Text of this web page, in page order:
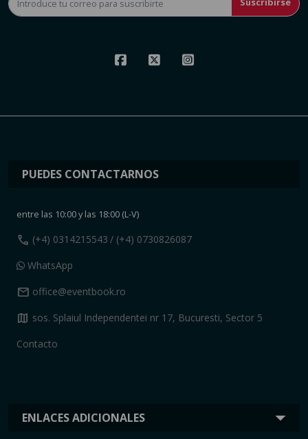
ENLACES ADICIONALES
PUEDES CONTACTARNOS
entre las 10:00 y las 18:00 (L-V)
call (+4) 0314215543 / (+4) 0730826087
WhatsApp
mail office@eventbook.ro
map sos. Splaiul Independentei nr 17, Bucuresti, Sector 5
Contacto